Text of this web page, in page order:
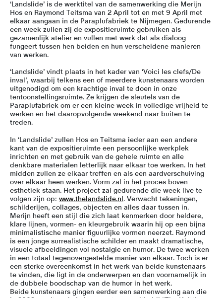
‘Landslide’ is de werktitel van de samenwerking die Merijn
Hos en Raymond Teitsma van 2 April tot en met 9 April met
elkaar aangaan in de Paraplufabriek te Nijmegen. Gedurende
een week zullen zij de expositieruimte gebruiken als
gezamenlijk atelier en vullen met werk dat als dialoog
fungeert tussen hen beiden en hun verscheidene manieren
van werken.
‘Landslide’ vindt plaats in het kader van ‘Voici les clefs/De
inval’, waarbij telkens een of meerdere kunstenaars worden
uitgenodigd om een krachtige inval te doen in onze
tentoonstellingsruimte. Ze krijgen de sleutels van de
Paraplufabriek om er een kleine week in volledige vrijheid te
werken en het daaropvolgende weekend naar buiten te
treden.
In ‘Landslide’ zullen Hos en Teitsma ieder aan een andere
kant van de expositieruimte een persoonlijke werkplek
inrichten en met gebruik van de gehele ruimte en alle
denkbare materialen letterlijk naar elkaar toe werken. In het
midden zullen ze elkaar treffen en als een aardverschuiving
over elkaar heen werken. Vorm zal in het proces boven
esthetiek staan. Het project zal gedurende die week live te
volgen zijn op: www.thelandslide.nl . Verwacht tekeningen,
schilderijen, collages, objecten en alles daar tussen in.
Merijn heeft een stijl die zich laat kenmerken door heldere,
klare lijnen, vormen- en kleurgebruik waarin hij op een bijna
minimalistische manier figuurlijke vormen neerzet. Raymond
is een jonge surrealistische schilder en maakt dramatische,
visuele afbeeldingen vol nostalgie en humor. De twee werken
in een totaal tegenovergestelde manier van elkaar. Toch is er
een sterke overeenkomst in het werk van beide kunstenaars
te vinden, die ligt in de onderwerpen en dan voornamelijk in
de dubbele boodschap van de humor in het werk.
Beide kunstenaars gingen eerder een samenwerking aan die